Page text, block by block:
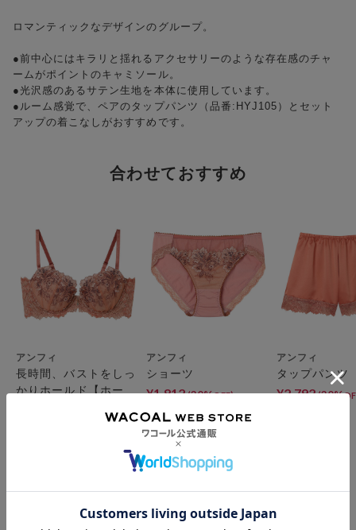
ロマンティックなデザインのグループ。
●前中心にはキラリと揺れるアクセサリーのような存在感のチャ
ームがポイントのキャミソール。
●光沢感のあるサテン生地を本体に使用しています。
●ルーム感覚で、ペアのタップパンツ（品番:HYJ105）とセット
アップの着こなしがおすすめです。
合わせておすすめ
アンフィ
長時間、バストをしっ
かりホールド【ホール
ｄ Ｄａｙ Ｂｒ
OFF
アンフィ
ショーツ
¥1,812(30%OFF)
アンフィ
タップパンツ
¥2,792(30%
お支払い方法は下記よりお選びいただけます。